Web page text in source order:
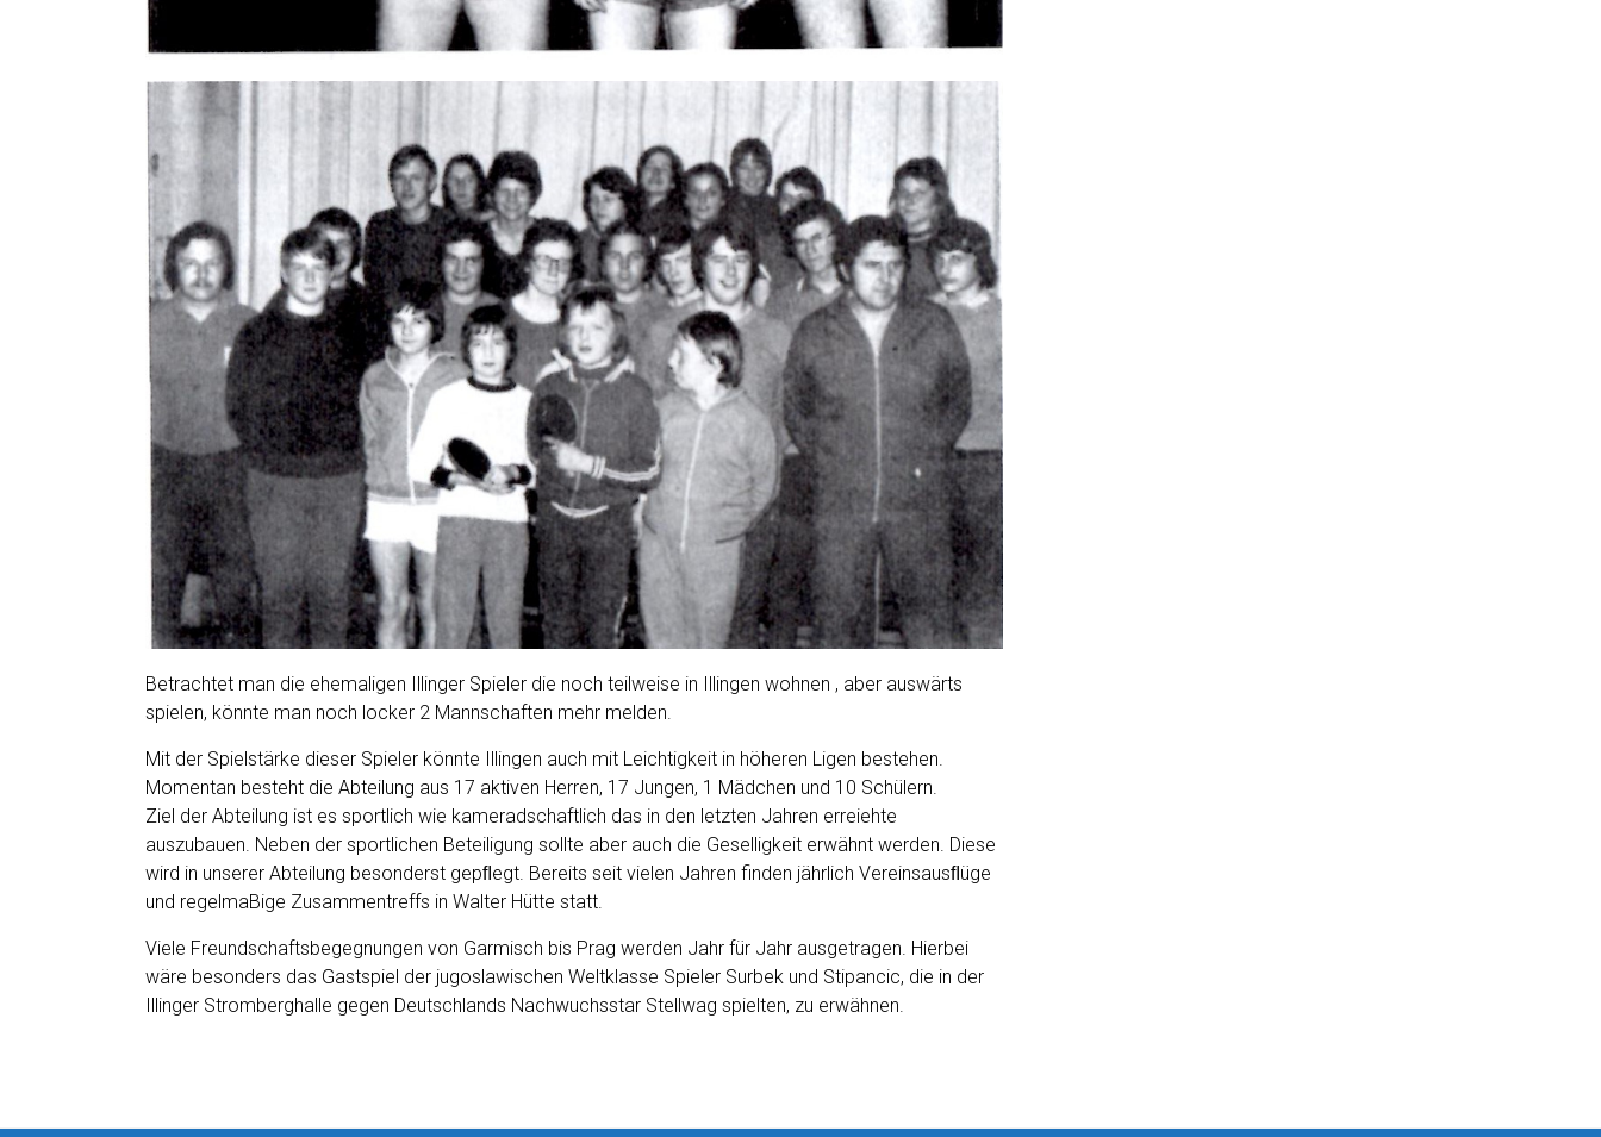
Betrachtet man die ehemaligen Illinger Spieler die noch teilweise in Illingen wohnen , aber auswärts
spielen, könnte man noch locker 2 Mannschaften mehr melden.
Mit der Spielstärke dieser Spieler könnte Illingen auch mit Leichtigkeit in höheren Ligen bestehen.
Momentan besteht die Abteilung aus 17 aktiven Herren, 17 Jungen, 1 Mädchen und 10 Schülern.
Ziel der Abteilung ist es sportlich wie kameradschaftlich das in den letzten Jahren erreiehte
auszubauen. Neben der sportlichen Beteiligung sollte aber auch die Geselligkeit erwähnt werden. Diese
wird in unserer Abteilung besonderst gepﬂegt. Bereits seit vielen Jahren finden jährlich Vereinsausﬂüge
und regelmaBige Zusammentreffs in Walter Hütte statt.
Viele Freundschaftsbegegnungen von Garmisch bis Prag werden Jahr für Jahr ausgetragen. Hierbei
wäre besonders das Gastspiel der jugoslawischen Weltklasse Spieler Surbek und Stipancic, die in der
Illinger Stromberghalle gegen Deutschlands Nachwuchsstar Stellwag spielten, zu erwähnen.